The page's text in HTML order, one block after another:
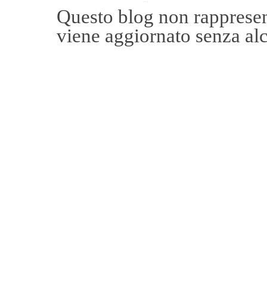
Questo blog non
viene aggiornato senza